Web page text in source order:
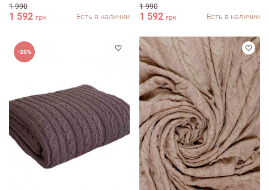
1 990
1 592 грн Есть в наличии
1 990
1 592 грн Есть в наличии
-20%